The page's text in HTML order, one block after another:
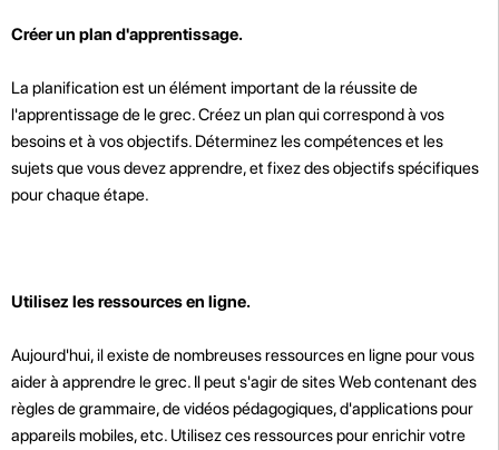
Créer un plan d'apprentissage.
La planification est un élément important de la réussite de
l'apprentissage de le grec. Créez un plan qui correspond à vos
besoins et à vos objectifs. Déterminez les compétences et les
sujets que vous devez apprendre, et fixez des objectifs spécifiques
pour chaque étape.
Utilisez les ressources en ligne.
Aujourd'hui, il existe de nombreuses ressources en ligne pour vous
aider à apprendre le grec. Il peut s'agir de sites Web contenant des
règles de grammaire, de vidéos pédagogiques, d'applications pour
appareils mobiles, etc. Utilisez ces ressources pour enrichir votre